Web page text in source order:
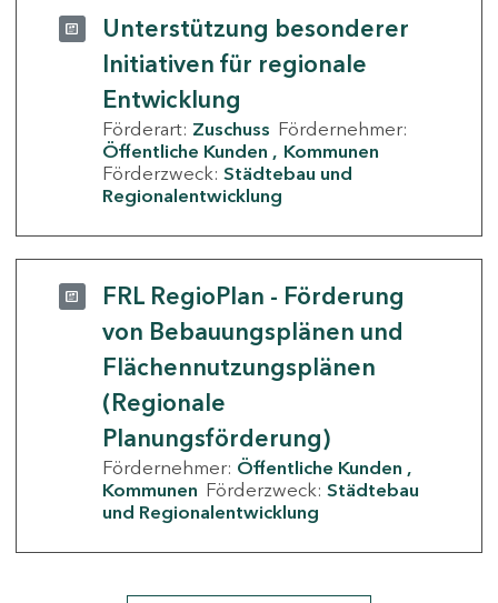
Unterstützung besonderer
Initiativen für regionale
Entwicklung
Förderart: Zuschuss Fördernehmer:
Öffentliche Kunden
Kommunen
Förderzweck: Städtebau und
Regionalentwicklung
FRL RegioPlan - Förderung
von Bebauungsplänen und
Flächennutzungsplänen
(Regionale
Planungsförderung)
Fördernehmer: Öffentliche Kunden
Kommunen Förderzweck: Städtebau
und Regionalentwicklung